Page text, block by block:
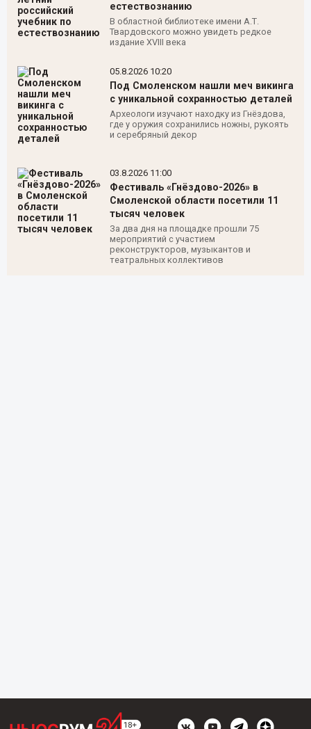
естествознанию
В областной библиотеке имени А.Т.
Твардовского можно увидеть редкое
издание XVIII века
05.8.2026 10:20
Под Смоленском нашли меч викинга
с уникальной сохранностью деталей
Археологи изучают находку из Гнёздова,
где у оружия сохранились ножны, рукоять
и серебряный декор
03.8.2026 11:00
Фестиваль «Гнёздово-2026» в
Смоленской области посетили 11
тысяч человек
За два дня на площадке прошли 75
мероприятий с участием
реконструкторов, музыкантов и
театральных коллективов